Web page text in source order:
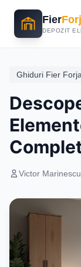
Fier
DEPOZIT
Ghiduri Fier
Victor Marinescu